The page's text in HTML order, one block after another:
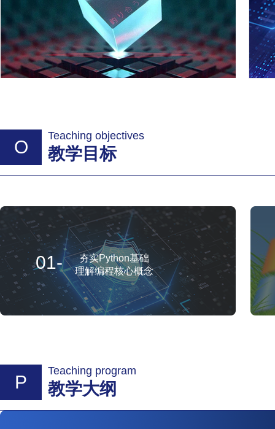
O
Teaching objectives
教学目标
01-
夯实Python基础
理解编程核心概念
P
Teaching program
教学大纲